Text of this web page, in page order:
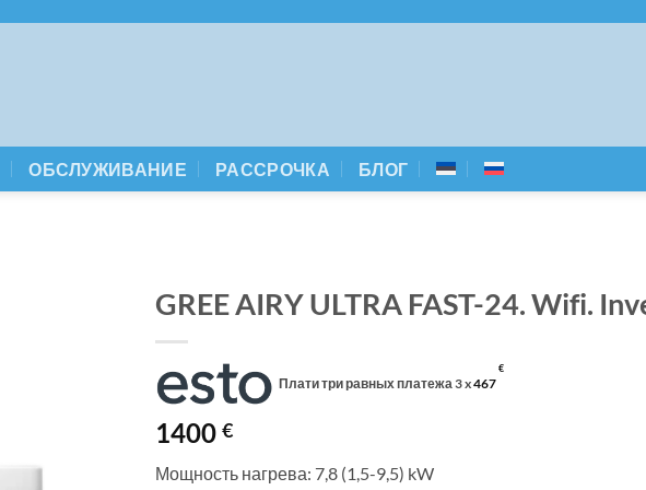
ОБСЛУЖИВАНИЕ РАССРОЧКА БЛОГ
GREE AIRY ULTRA FAST-24. Wifi.
Плати три равных платежа 3 x467
€
1400 €
Мощность нагрева: 7,8 (1,5-9,5) kW